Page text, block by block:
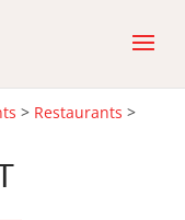
> Restaurants >